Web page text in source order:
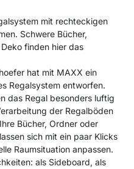
mit rechteckigen
Schwere Bücher,
finden hier das
hat mit MAXX ein
Regalsystem entworfen.
das Regal besonders luftig
der Regalböden
Bücher, Ordner oder
sich mit ein paar Klicks
Raumsituation anpassen.
als Sideboard, als